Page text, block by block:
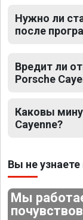
Нужно ли
после
Вредит ли
Porsche
Каковы
Cayenne?
Вы не
Мы